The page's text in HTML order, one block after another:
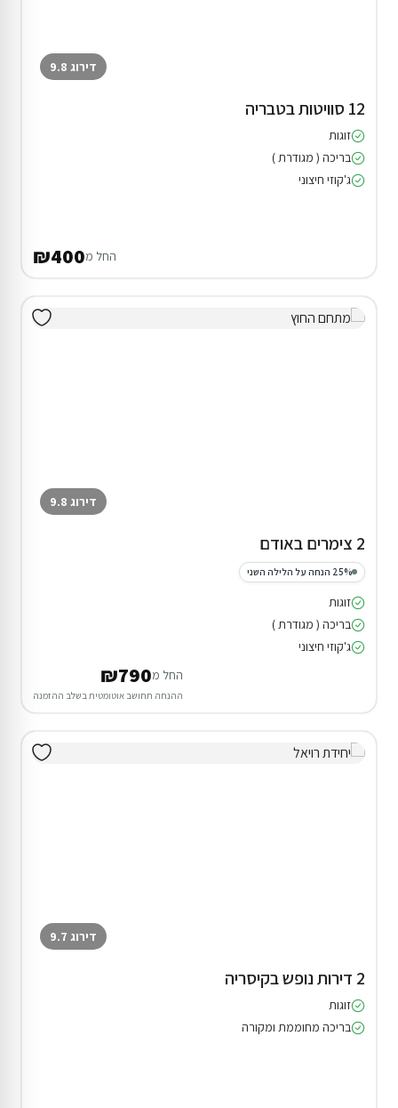
דירוג 9.8
12 סוויטות בטבריה
זוגות
בריכה ( מגודרת )
ג'קוזי חיצוני
החל מ₪400
דירוג 9.8
2 צימרים באודם
25% הנחה על הלילה השני
זוגות
בריכה ( מגודרת )
ג'קוזי חיצוני
החל מ₪790
ההנחה תחושב אוטומטית בשלב ההזמנה
דירוג 9.7
2 דירות נופש בקיסריה
זוגות
בריכה מחוממת ומקורה